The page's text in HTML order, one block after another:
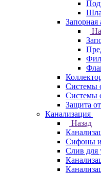
Запорная
Системы
Системы
Защита
Канализация
Назад
Сифоны и
Слив для